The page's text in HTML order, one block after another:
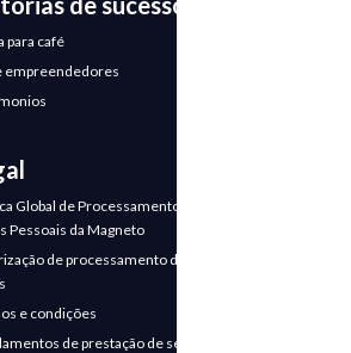
para café
empreendedores
Global de Processamento de
Pessoais da Magneto
de processamento de
e condições
de prestação de serviços